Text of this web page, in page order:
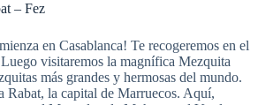
– Fez
en Casablanca! Te recogeremos en el
visitaremos la magnífica Mezquita
más grandes y hermosas del mundo.
Rabat, la capital de Marruecos. Aquí,